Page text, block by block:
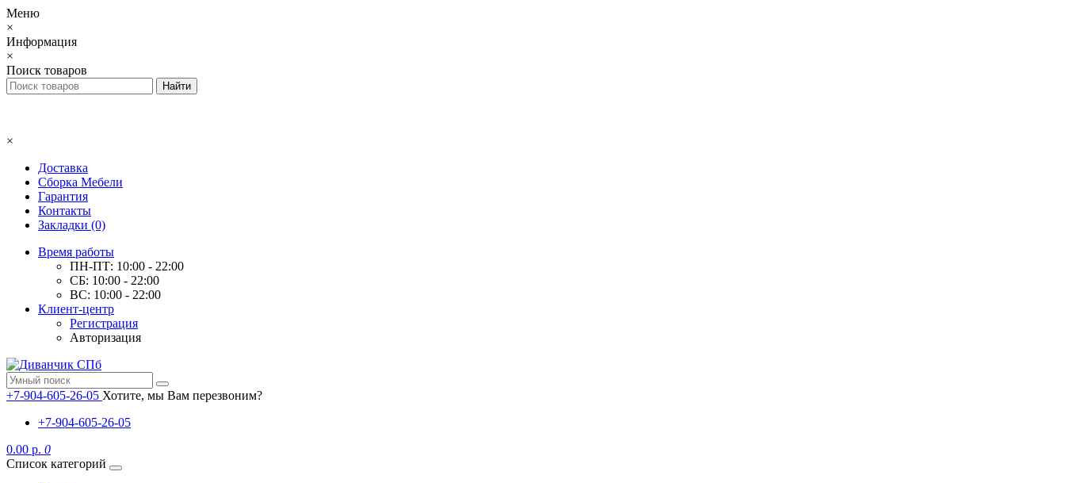
Меню
×
Информация
×
Поиск товаров
×
Доставка
Сборка Мебели
Гарантия
Контакты
Закладки (0)
Время работы
ПН-ПТ: 10:00 - 22:00
СБ: 10:00 - 22:00
ВС: 10:00 - 22:00
Клиент-центр
Регистрация
Авторизация
+7-904-605-26-05 Хотите, мы Вам перезвоним?
+7-904-605-26-05
0.00 р. 0
Список категорий